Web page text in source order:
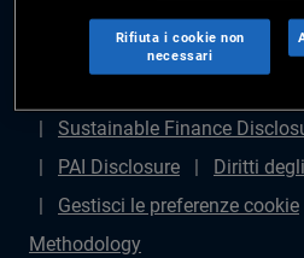
Disclaimer legale Politica
Avviso di frode
Sustainable Finance
PAI Disclosure
Diritti
Gestisci le preferenze cookie
Methodology
Rifiuta i cookie non
necessari